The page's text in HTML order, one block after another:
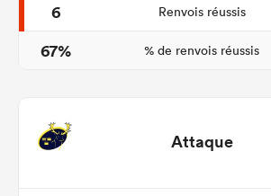
6
Renvois réussis
67%
% de renvois réussis
Attaque